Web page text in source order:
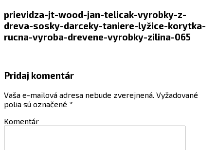
prievidza-jt-wood-jan-telicak-vyrobky-z-
dreva-sosky-darceky-taniere-lyžice-korytka-
rucna-vyroba-drevene-vyrobky-zilina-065
Pridaj komentár
Vaša e-mailová adresa nebude zverejnená. Vyžadované
polia sú označené *
Komentár